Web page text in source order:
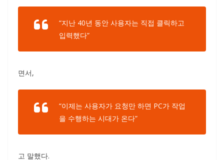
“지난 40년 동안 사용자는 직접 클릭하고
입력했다”
면서,
“이제는 사용자가 요청만 하면 PC가 작업
을 수행하는 시대가 온다”
고 말했다.